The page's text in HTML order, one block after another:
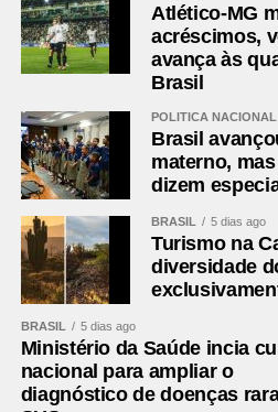
Atlético-MG
acréscimos,
avança às
Brasil
POLÍTICA NACIONAL
Brasil
materno,
dizem
BRASIL 5 dias ago
Turismo na
diversidade
BRASIL 5 dias ago
Ministério da Saúde incia
nacional para ampliar o
diagnóstico de doenças